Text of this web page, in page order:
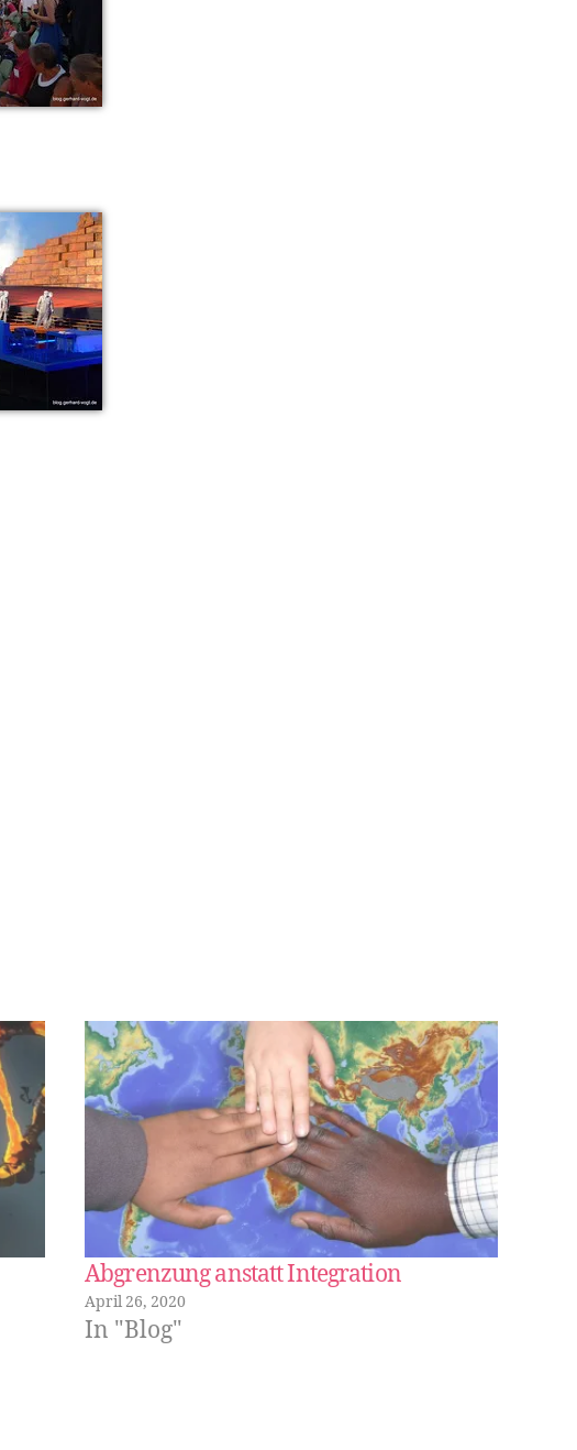
Abgrenzung anstatt Integration
April 26, 2020
In "Blog"